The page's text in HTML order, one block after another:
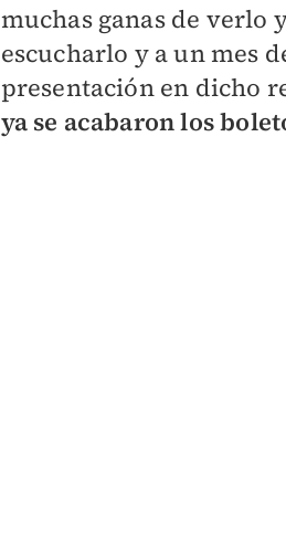
muchas ganas de verlo
escucharlo y a un mes
presentación en dicho
ya se acabaron los